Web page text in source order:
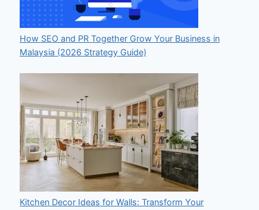
How SEO and PR Together Grow Your Business in
Malaysia (2026 Strategy Guide)
Kitchen Decor Ideas for Walls: Transform Your